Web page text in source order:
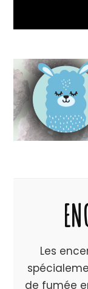
Les
de fumée